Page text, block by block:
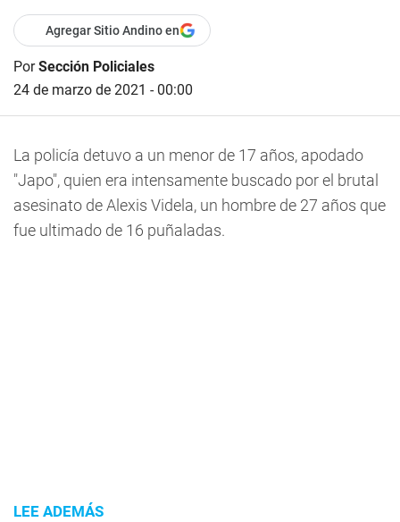
Agregar Sitio Andino en
PorSección Policiales
24 de marzo de 2021 - 00:00
La policía detuvo a un menor de 17 años, apodado
"Japo", quien era intensamente buscado por el brutal
asesinato de Alexis Videla, un hombre de 27 años que
fue ultimado de 16 puñaladas.
LEE ADEMÁS